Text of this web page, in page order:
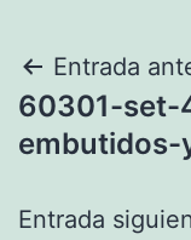
de
Entrada
60301-set-
embutidos-
Entrada